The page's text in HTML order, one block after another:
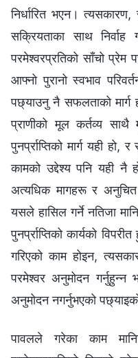
निर्धारित भएन।
सक्रियताका साथ
परमेश्‍वरप्रतिको साँचो प्रेम
आफ्‍नो पुरानो स्वभाव
पछ्याउनु नै सफलताको मार्ग
प्राणीको मूल कर्तव्य साथै
पुनर्प्राप्तिको मार्ग यही
कामको उद्देश्य पनि यही नै
अत्यधिक मागहरू र
यसले हासिल गर्ने नतिजा
पुनर्प्राप्तिको कार्यको
गरिएको काम होइन,
परमेश्‍वर अनुमोदन गर्नुहुन्न
अनुमोदन नगर्नुभएको
पावलले गरेका काम